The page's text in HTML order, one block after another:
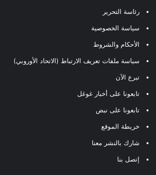
رئاسة التحرير
سياسة الخصوصية
الأحكام والشروط
سياسة ملفات تعريف الارتباط (الاتحاد الأوروبي)
تبرع الآن
تابعونا على أخبار غوغل
تابعونا على نبض
خريطة الموقع
شارك بالنشر معنا
إتصل بنا